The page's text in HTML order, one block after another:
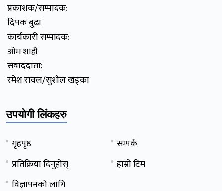
प्रकाशक/सम्पादक:
दिपक बुढा
कार्यकारी सम्पादक:
ओम शाही
संवाददाता:
रमेश रावल/सुशील खड्का
उपयोगी लिंकहरु
गृहपृष्ठ
सम्पर्क
प्रतिक्रिया दिनुहोस्
हाम्रो टिम
विज्ञापनको लागि